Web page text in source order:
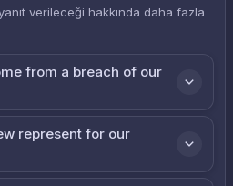
verileceği hakkında daha fazla
from a breach of our
represent for our